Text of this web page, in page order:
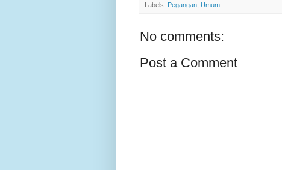
Labels: Pegangan Umum
No comments:
Post a Comment